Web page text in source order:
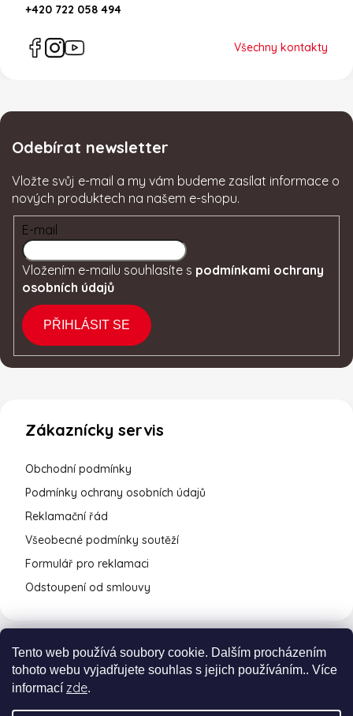
Tento web používá soubory cookie. Dalším procházením
tohoto webu vyjadřujete souhlas s jejich používáním.. Více
informací zde.
+420 722 058 494
Všechny kontakty
Odebírat newsletter
Vložte svůj e-mail a my vám budeme zasílat informace o
nových produktech na našem e-shopu.
E-mail
Vložením e-mailu souhlasíte s podmínkami ochrany
osobních údajů
PŘIHLÁSIT SE
Zákaznícky servis
Obchodní podmínky
Podmínky ochrany osobních údajů
Reklamační řád
Všeobecné podmínky soutěží
Formulář pro reklamaci
Odstoupení od smlouvy